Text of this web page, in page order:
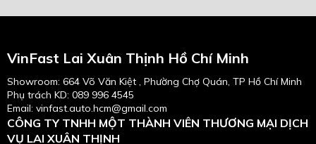
VinFast Lai Xuân Thịnh Hồ Chí Minh
Showroom: 664 Võ Văn Kiệt , Phường Chợ Quán, TP Hồ Chí Minh
Phụ trách KD: 089 996 4545
Email: vinfast.auto.hcm@gmail.com
CÔNG TY TNHH MỘT THÀNH VIÊN THƯƠNG MẠI DỊCH
VỤ LAI XUÂN THỊNH